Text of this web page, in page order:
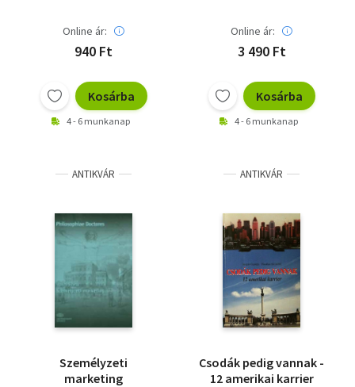
Online ár:
940 Ft
Kosárba
4 - 6 munkanap
Online ár:
3 490 Ft
Kosárba
4 - 6 munkanap
ANTIKVÁR
Személyzeti
marketing
ANTIKVÁR
Csodák pedig vannak -
12 amerikai karrier